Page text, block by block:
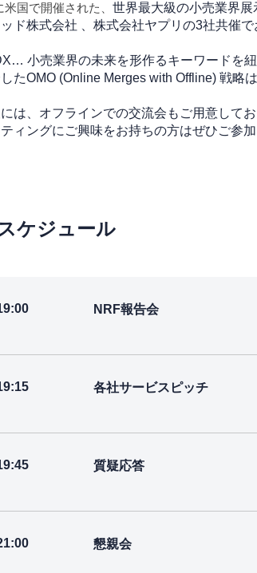
米国で開催された、 世界最大級の小売業界
ド株式会社 、株式会社ヤプリの3社共催で
小売業界の未来を形作るキーワードを
たOMO (Online Merges with Offline) 戦略
は、オフラインでの交流会もご用意して
ィングにご興味をお持ちの方はぜひご参加
ケジュール
NRF報告会
各社サービスピッチ
質疑応答
懇親会